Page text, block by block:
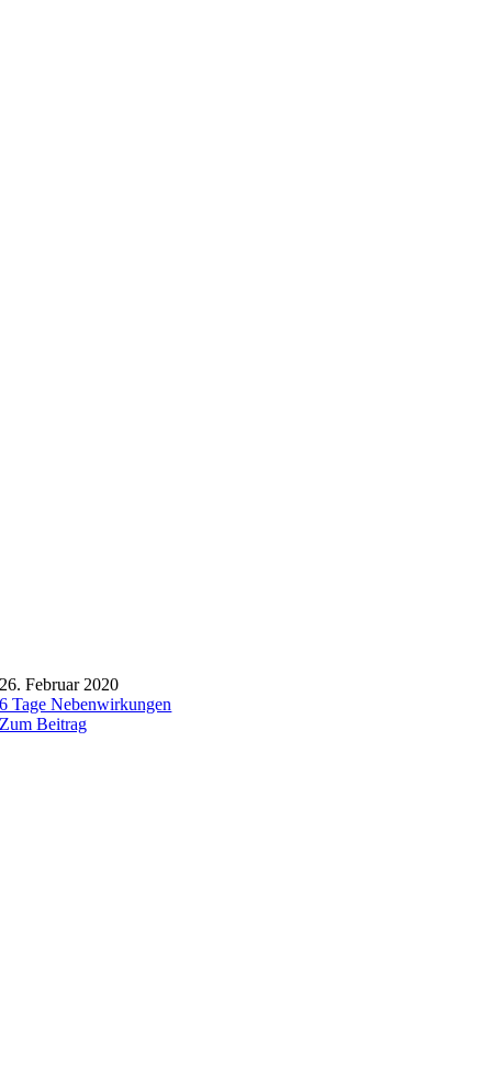
26. Februar 2020
6 Tage Nebenwirkungen
Zum Beitrag